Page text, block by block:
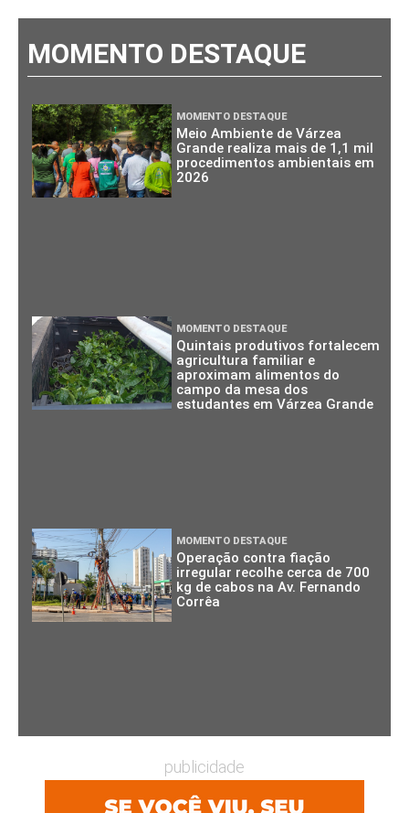
MOMENTO DESTAQUE
MOMENTO DESTAQUE
Meio Ambiente de Várzea
Grande realiza mais de 1,1 mil
procedimentos ambientais em
2026
MOMENTO DESTAQUE
Quintais produtivos fortalecem
agricultura familiar e
aproximam alimentos do
campo da mesa dos
estudantes em Várzea Grande
MOMENTO DESTAQUE
Operação contra fiação
irregular recolhe cerca de 700
kg de cabos na Av. Fernando
Corrêa
publicidade